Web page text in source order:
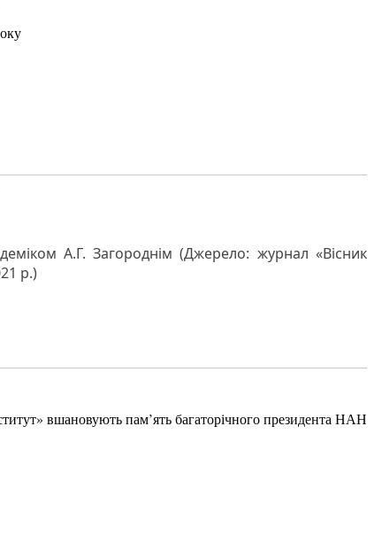
А.Г. Загороднім (Джерело: журнал «Вісник
р.)
вшановують пам’ять багаторічного президента НАН